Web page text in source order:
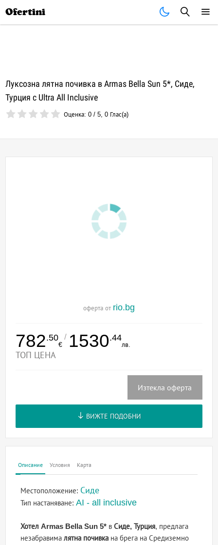
Ofertini
Луксозна лятна почивка в Armas Bella Sun 5*, Сиде,
Турция с Ultra All Inclusive
Оценка:0 /5,0 Глас(а)
оферта от rio.bg
782.50
€
/ 1530.44
лв.
ТОП ЦЕНА
Изтекла оферта
ВИЖТЕ ПОДОБНИ
Описание Условия Карта
Местоположение: Сиде
Тип настаняване:AI - all inclusive
Хотел Armas Bella Sun 5* вСиде, Турция, предлага
незабравималятна почивка на брега на Средиземно